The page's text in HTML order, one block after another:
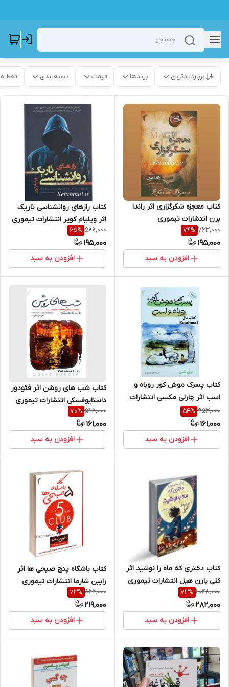
پربازدیدترین برندها قیمت دسته‌بندی فقط
کتاب معجزه شکرگزاری اثر راندا
برن انتشارات تیموری
763,000
74%
195,000
افزودن به سبد
کتاب رازهای روانشناسی تاریک
اثر ویلیام کوپر انتشارات تیموری
566,000
65%
195,000
افزودن به سبد
کتاب پسرک موش کور روباه و
اسب اثر چارلی مکسی انتشارات
تیموری دو زبانه
353,000
54%
161,000
افزودن به سبد
کتاب شب های روشن اثر فئودور
داستایوفسکی انتشارات تیموری
546,000
70%
161,000
افزودن به سبد
کتاب دختری که ماه را نوشید اثر
کلی بارن هیل انتشارات تیموری
1,048,000
73%
282,000
افزودن به سبد
کتاب باشگاه پنج صبحی ها اثر
رابین شارما انتشارات تیموری
826,000
73%
219,000
افزودن به سبد